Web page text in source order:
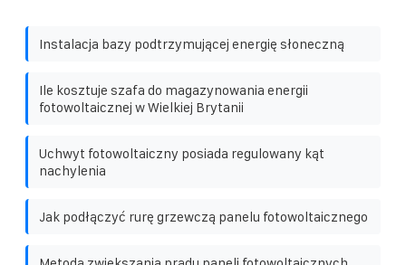
Instalacja bazy podtrzymującej energię słoneczną
Ile kosztuje szafa do magazynowania energii
fotowoltaicznej w Wielkiej Brytanii
Uchwyt fotowoltaiczny posiada regulowany kąt
nachylenia
Jak podłączyć rurę grzewczą panelu fotowoltaicznego